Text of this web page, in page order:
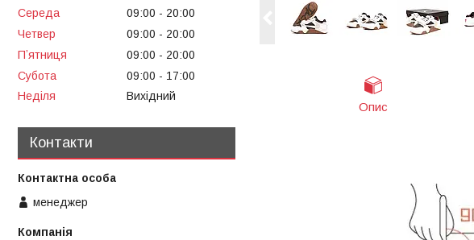
Опис
Середа
09:00
20:00
Четвер
09:00
20:00
Пʼятниця
09:00
20:00
Субота
09:00
17:00
Неділя
Вихідний
Контакти
менеджер